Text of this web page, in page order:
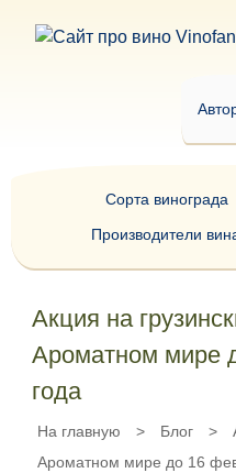
Акция на
Ароматном мире
года
На главную > Блог >
Ароматном мире до 16
Сорта винограда
Производители